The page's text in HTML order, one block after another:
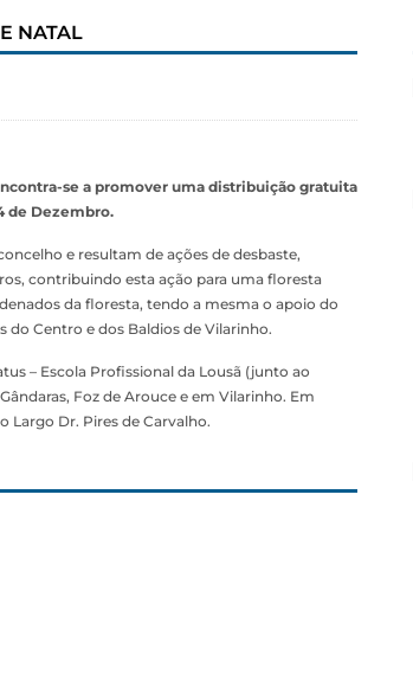
NATAL
se a promover uma distribuição gratuita
de Dezembro.
e resultam de ações de desbaste,
contribuindo esta ação para uma floresta
da floresta, tendo a mesma o apoio do
do Centro e dos Baldios de Vilarinho.
– Escola Profissional da Lousã (junto ao
Foz de Arouce e em Vilarinho. Em
Largo Dr. Pires de Carvalho.